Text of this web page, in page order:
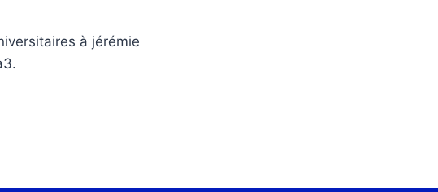
à jérémie